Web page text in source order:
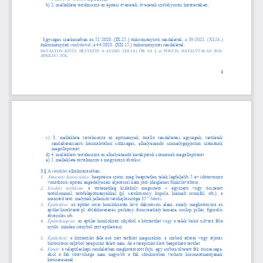
1
b) 2. melléklete tartalmazza az építési övezetek, övezetek szabályozási határértékeit,
* Egységes szerkezetben az 51/2020. (IX.25.) önkormányzati rendelettel
,  a  39/2022.  (XI.24.)
önkormányzati rendelettel , a 44/2023. (XII.15.) önkormányzati rendelettel
HATÁLYON  KÍVÜL  HELYEZTE  A 45/2023.  (XII.14.) ÖR 94.  § a)  PONTJA,  HATÁLYTALAN  2024.
ÁPRILIS 1 TŐL.
c) 3.  melléklete  tartalmazza  az  építmények,  önálló  rendeltetési  egységek,  területek
rendeltetésszerű  használatához  szükséges,  elhelyezendő  személygépjármű  számának
megállapítását
d) 4. melléklete tartalmazza az elhelyezendő kerékpárok számának megállapítását
e) 5. melléklete tartalmazza a magyarázó ábrákat.
3. § A rendelet alkalmazásában:
1.
Átmeneti hasznosítás: beépítésre szánt, még beépítetlen telek legfeljebb 5 év időtartamra
vonatkozó, építési engedélyezési eljárással nem járó ideiglenes funkcióváltása.
2.
Eredeti  tetőidom: a  történetileg  kialakult  magastető –
egyszerű  vagy  összetett
tetőidommal,  tetőfelépítményekkel  (pl.  saroktorony,  kupola,  kiemelt  oromfal,  stb.),  a
manzárd tető, melynek jellemző tetőhajlásszöge 35 o feletti
3.
Épületdísz: az épület utcai  homlokzatán lévő dekorációs elem,  amely  meghatározza az
épület karakterét pl. ablakkeretezés, párkány, franciaerkély lemeze, oszlop, pillér, figurális
ábrázolás stb.
4.
Épületkiugrás: az épület homlokzati síkjából a közterület vagy a telek belső udvara fölé
nyúló, minden irányból zárt épületrész
5. Épületköz: a  közterület  felé  eső  zárt  térfalat  megszakító,  a  szabad  átlátás  vagy  átjárás
biztosítása céljából terepszint felett nem, de a terepszint alatt beépíthető terület
6.
Fasor: a településképi rendeletben meghatározott fajú, egy sorban ültetett fák összessége,
ahol  a  fák  tőtávolsága  nem  nagyobb  a  fák  időskorában  várható  koronaátmérőjének
kétszeresénél